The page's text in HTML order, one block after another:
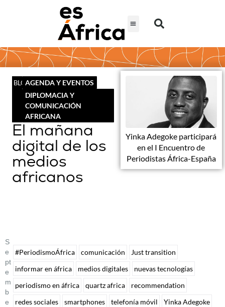
BLOGAGENDA Y EVENTOS
DIPLOMACIA Y
COMUNICACIÓN
AFRICANA
El mañana
digital de los
medios
africanos
Yinka Adegoke participará
en el I Encuentro de
Periodistas África-España
S
E
Pt
E
M
B
E
#PeriodismoÁfrica comunicación
Just transition
informar en áfrica
medios digitales
nuevas tecnologías
periodismo en áfrica
quartz africa
recommendation
redes sociales
smartphones telefonía móvil Yinka Adegoke